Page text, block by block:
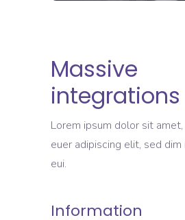
Massive
integrations
Lorem ipsum dolor sit
euer adipiscing elit, sed dim
eui.
Information